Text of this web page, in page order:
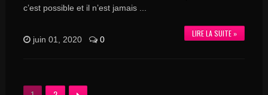
c’est possible et il n’est jamais ...
LIRE LA SUITE »
juin 01, 2020 0